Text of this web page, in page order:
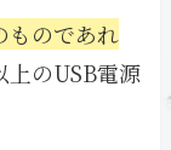
ものであれ
上のUSB電源